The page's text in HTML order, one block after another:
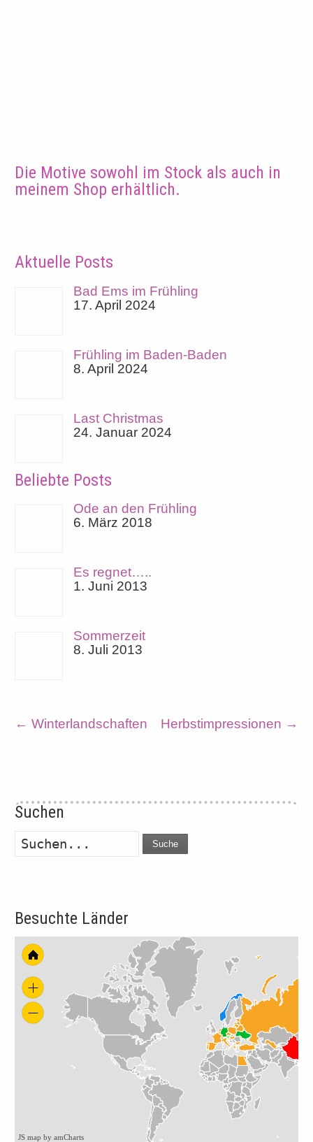
Die Motive sowohl im Stock als auch in
meinem Shop erhältlich.
Aktuelle Posts
Bad Ems im Frühling
17. April 2024
Frühling im Baden-Baden
8. April 2024
Last Christmas
24. Januar 2024
Beliebte Posts
Ode an den Frühling
6. März 2018
Es regnet…..
1. Juni 2013
Sommerzeit
8. Juli 2013
← Winterlandschaften Herbstimpressionen →
Suchen
Suche
Besuchte Länder
JS map by amCharts